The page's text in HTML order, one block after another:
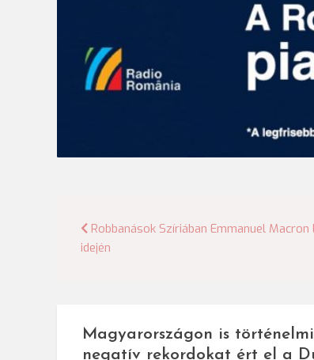
Bejegyzés
navigáció
Robbanások Szíriában Emmanuel
idején
Magyarországon is történelmi
negatív rekordokat ért el a